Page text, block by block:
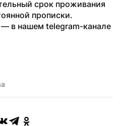
срок проживания
прописки.